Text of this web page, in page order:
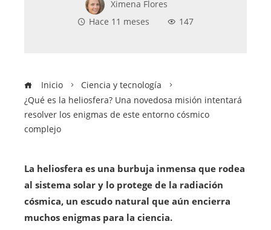
Ximena Flores
Hace 11 meses
147
Inicio
Ciencia y tecnología
¿Qué es la heliosfera? Una novedosa misión intentará
resolver los enigmas de este entorno cósmico
complejo
La heliosfera es una burbuja inmensa que rodea
al sistema solar y lo protege de la radiación
cósmica, un escudo natural que aún encierra
muchos enigmas para la ciencia.